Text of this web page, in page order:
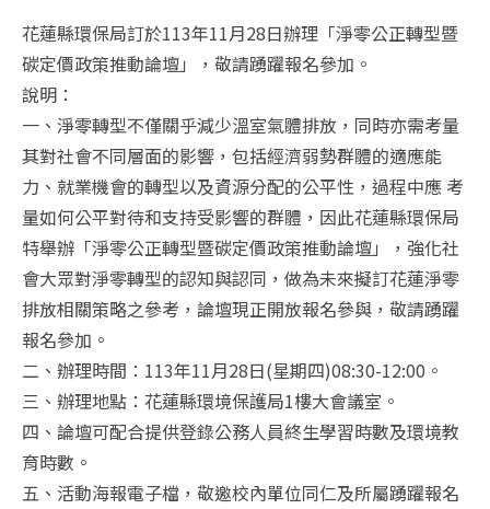
花蓮縣環保局訂於113年11月28日辦理「淨零公正轉型暨
碳定價政策推動論壇」，敬請踴躍報名參加。
說明：​
一、淨零轉型不僅關乎減少溫室氣體排放，同時亦需考量
其對社會不同層面的影響，包括經濟弱勢群體的適應能
力、就業機會的轉型以及資源分配的公平性，過程中應 考
量如何公平對待和支持受影響的群體，因此花蓮縣環保局
特舉辦「淨零公正轉型暨碳定價政策推動論壇」，強化社
會大眾對淨零轉型的認知與認同，做為未來擬訂花蓮淨零
排放相關策略之參考，論壇現正開放報名參與，敬請踴躍
報名參加。
二、辦理時間：113年11月28日(星期四)08:30-12:00。
三、辦理地點：花蓮縣環境保護局1樓大會議室。
四、論壇可配合提供登錄公務人員終生學習時數及環境教
育時數。
五、活動海報電子檔，敬邀校內單位同仁及所屬踴躍報名